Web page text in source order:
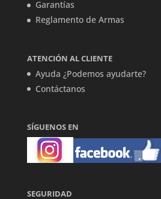
Garantías
Reglamento de Armas
ATENCIÓN AL CLIENTE
Ayuda ¿Podemos ayudarte?
Contáctanos
SÍGUENOS EN
SEGURIDAD